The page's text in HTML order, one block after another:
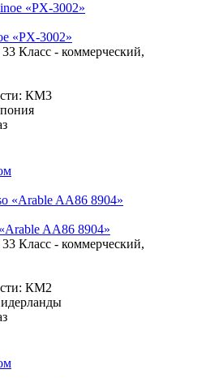
«PX-3002»
33 Класс - коммерческий,
КМ3
AA86 8904»
33 Класс - коммерческий,
КМ2